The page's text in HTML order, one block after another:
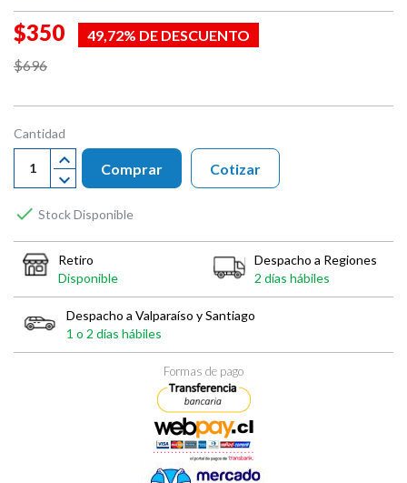
$350
49,72% DE DESCUENTO
$696
Cantidad
Comprar
 Stock Disponible
Cotizar
Retiro
Disponible
Despacho a Regiones
2 días hábiles
Despacho a Valparaíso y Santiago
1 o 2 días hábiles
Formas de pago